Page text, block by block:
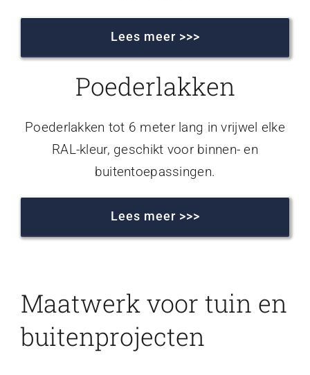
Lees meer >>>
Poederlakken
Poederlakken tot 6 meter lang in vrijwel elke
RAL-kleur, geschikt voor binnen- en
buitentoepassingen.
Lees meer >>>
Maatwerk voor tuin en
buitenprojecten